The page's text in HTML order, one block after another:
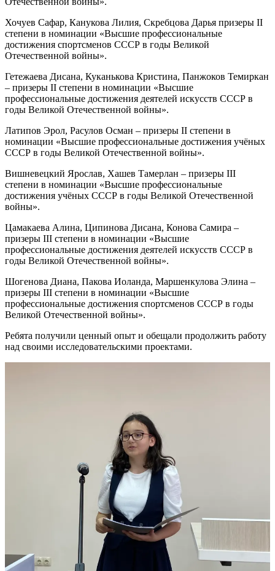
Хочуев Сафар, Канукова Лилия, Скребцова Дарья призеры II
степени в номинации «Высшие профессиональные
достижения спортсменов СССР в годы Великой
Отечественной войны».
Гетежаева Дисана, Куканькова Кристина, Панжоков Темиркан
– призеры II степени в номинации «Высшие
профессиональные достижения деятелей искусств СССР в
годы Великой Отечественной войны».
Латипов Эрол, Расулов Осман – призеры II степени в
номинации «Высшие профессиональные достижения учёных
СССР в годы Великой Отечественной войны».
Вишневецкий Ярослав, Хашев Тамерлан – призеры III
степени в номинации «Высшие профессиональные
достижения учёных СССР в годы Великой Отечественной
войны».
Цамакаева Алина, Ципинова Дисана, Конова Самира –
призеры III степени в номинации «Высшие
профессиональные достижения деятелей искусств СССР в
годы Великой Отечественной войны».
Шогенова Диана, Пакова Иоланда, Маршенкулова Элина –
призеры III степени в номинации «Высшие
профессиональные достижения спортсменов СССР в годы
Великой Отечественной войны».
Ребята получили ценный опыт и обещали продолжить работу
над своими исследовательскими проектами.